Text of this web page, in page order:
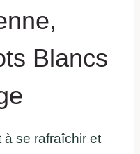
Blancs
se rafraîchir et